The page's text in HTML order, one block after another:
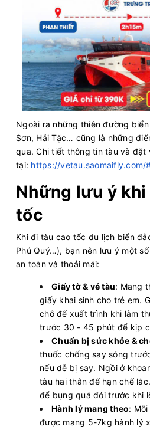
Ngoài ra những thiên đường
Sơn, Hải Tặc… cũng là những
qua. Chi tiết thông tin tàu và đặt
tại: https://vetau.saomaifly.com/
Những lưu ý
tốc
Khi đi tàu cao tốc du lịch biển
Phú Quý…), bạn nên lưu ý một
an toàn và thoải mái:
Giấy tờ & vé tàu: Mang
giấy khai sinh cho trẻ em.
chỗ để xuất trình khi làm
trước 30 - 45 phút để kịp
Chuẩn bị sức khỏe &
thuốc chống say sóng
nếu dễ bị say. Ngồi ở
tàu hai thân để hạn chế
để bụng quá đói trước khi
Hành lý mang theo:
được mang 5-7kg hành lý